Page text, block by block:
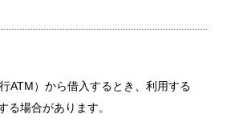
ATM）から借入するとき、利用する
る場合があります。